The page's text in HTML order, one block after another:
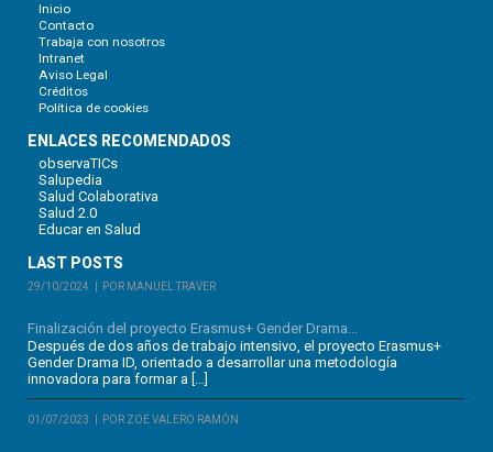
Inicio
Contacto
Trabaja con nosotros
Intranet
Aviso Legal
Créditos
Política de cookies
ENLACES RECOMENDADOS
observaTICs
Salupedia
Salud Colaborativa
Salud 2.0
Educar en Salud
LAST POSTS
29/10/2024 POR MANUEL TRAVER
Finalización del proyecto Erasmus+ Gender Drama...
Después de dos años de trabajo intensivo, el proyecto Erasmus+
Gender Drama ID, orientado a desarrollar una metodología
innovadora para formar a […]
01/07/2023 POR ZOE VALERO RAMÓN